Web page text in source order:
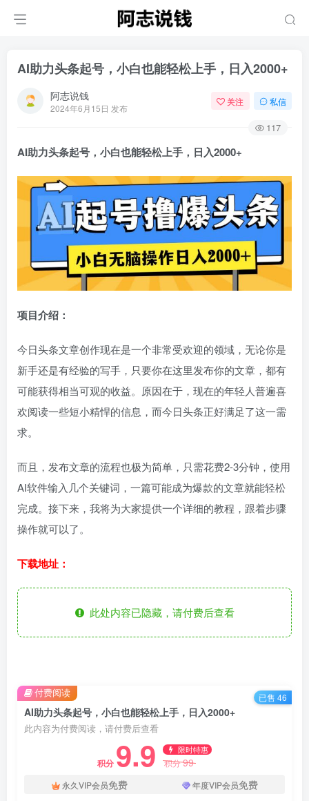
AI助力头条起号，小白也能轻松上手，日入2000+
阿志说钱
2024年6月15日 发布
关注 私信
117
AI助力头条起号，小白也能轻松上手，日入2000+
项目介绍：
今日头条文章创作现在是一个非常受欢迎的领域，无论你是
新手还是有经验的写手，只要你在这里发布你的文章，都有
可能获得相当可观的收益。原因在于，现在的年轻人普遍喜
欢阅读一些短小精悍的信息，而今日头条正好满足了这一需
求。
而且，发布文章的流程也极为简单，只需花费2-3分钟，使用
AI软件输入几个关键词，一篇可能成为爆款的文章就能轻松
完成。接下来，我将为大家提供一个详细的教程，跟着步骤
操作就可以了。
下载地址：
此处内容已隐藏，请付费后查看
AI助力头条起号，小白也能轻松上手，日入2000+
此内容为付费阅读，请付费后查看
积分 9.9 限时特惠
积分99
永久VIP会员免费 年度VIP会员免费
付费阅读 已售 46